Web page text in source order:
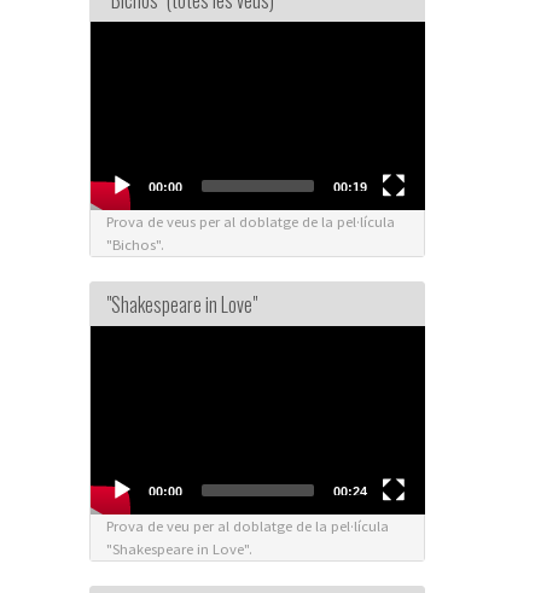
00:00 00:19
Prova de veus per al doblatge de la pel·lícula
"Bichos".
"Shakespeare in Love"
00:00 00:24
Prova de veu per al doblatge de la pel·lícula
"Shakespeare in Love".